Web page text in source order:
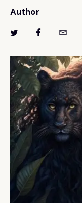
Author